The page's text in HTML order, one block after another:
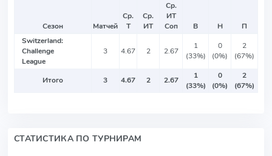
Сезон Матчей
Ср.
Т
Ср.
ИТ
Ср.
ИТ
Соп
В Н
П
Switzerland:
Challenge
League
3 4.67 2 2.67
1
(33%)
0
(0%)
2
(67%)
Итого 3 4.67 2 2.67
1
(33%)
0
(0%)
2
(67%)
СТАТИСТИКА ПО ТУРНИРАМ